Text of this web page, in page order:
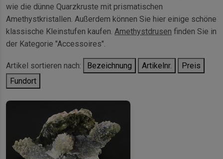
wie die dünne Quarzkruste mit prismatischen
Amethystkristallen. Außerdem können Sie hier einige schöne
klassische Kleinstufen kaufen. Amethystdrusen finden Sie in
der Kategorie "Accessoires".
Artikel sortieren nach: Bezeichnung Artikelnr.
Preis
Fundort